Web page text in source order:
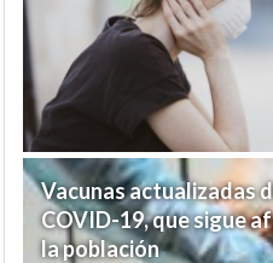
Vacunas actualizadas
COVID-19, que sigue
la población